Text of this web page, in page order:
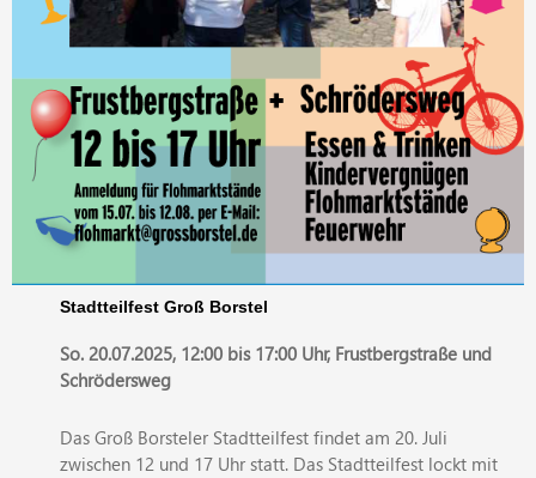
Stadtteilfest Groß Borstel
So. 20.07.2025, 12:00 bis 17:00 Uhr, Frustbergstraße und
Schrödersweg
Das Groß Borsteler Stadtteilfest findet am 20. Juli
zwischen 12 und 17 Uhr statt. Das Stadtteilfest lockt mit